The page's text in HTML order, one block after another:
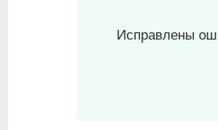
Исправлены